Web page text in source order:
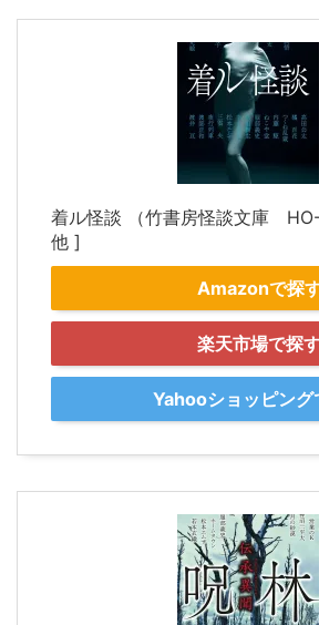
着ル怪談 （竹書房怪談文庫
他 ]
Amazonで探
楽天市場で探
Yahooショッピング